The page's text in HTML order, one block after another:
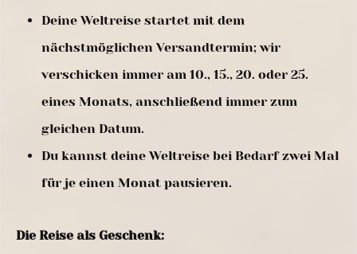
Deine Weltreise startet mit dem
nächstmöglichen Versandtermin; wir
verschicken immer am 10., 15., 20. oder 25.
eines Monats, anschließend immer zum
gleichen Datum.
Du kannst deine Weltreise bei Bedarf zwei Mal
für je einen Monat pausieren.
Die Reise als Geschenk: